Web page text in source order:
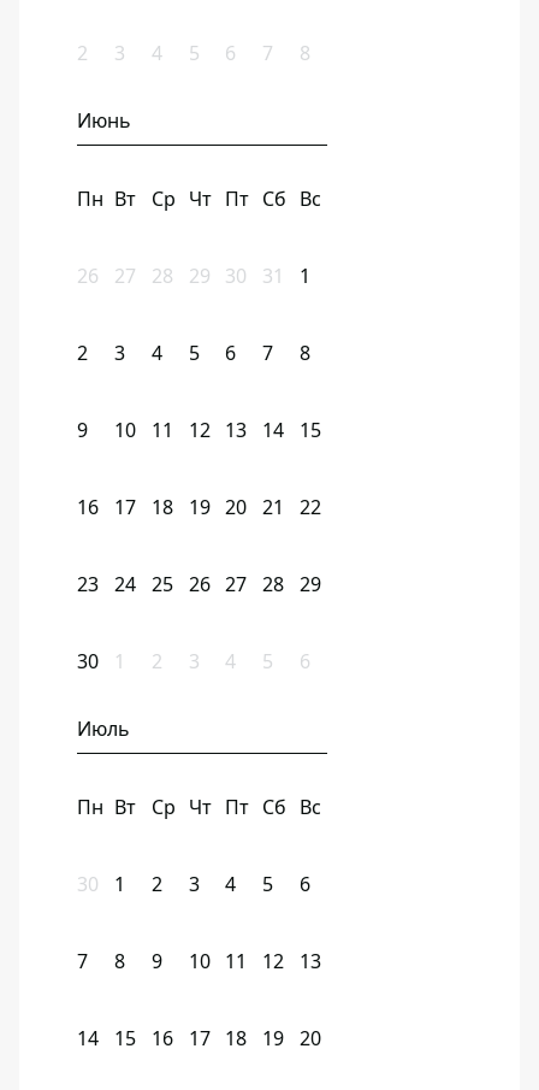
2 3 4 5 6 7 8
Июнь
Пн Вт Ср Чт Пт Сб Вс
26 27 28 29 30 31 1
2 3 4 5 6 7 8
9 10 11 12 13 14 15
16 17 18 19 20 21 22
23 24 25 26 27 28 29
30 1 2 3 4 5 6
Июль
Пн Вт Ср Чт Пт Сб Вс
30 1 2 3 4 5 6
7 8 9 10 11 12 13
14 15 16 17 18 19 20